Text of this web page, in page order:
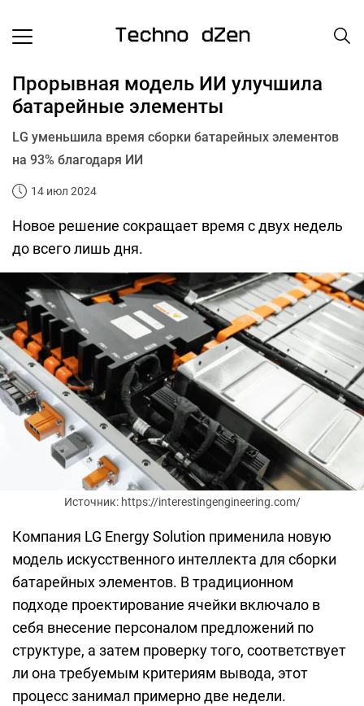
Прорывная модель ИИ улучшила
батарейные элементы
LG уменьшила время сборки батарейных элементов
на 93% благодаря ИИ
14 июл 2024
Новое решение сокращает время с двух недель
до всего лишь дня.
Источник: https://interestingengineering.com/
Компания LG Energy Solution применила новую
модель искусственного интеллекта для сборки
батарейных элементов. В традиционном
подходе проектирование ячейки включало в
себя внесение персоналом предложений по
структуре, а затем проверку того, соответствует
ли она требуемым критериям вывода, этот
процесс занимал примерно две недели.